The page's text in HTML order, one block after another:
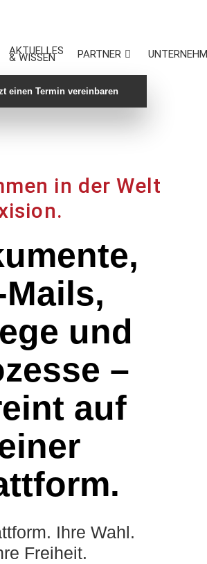
AKTUELLES
& WISSEN PARTNER
einen Termin vereinbaren
in der Welt
Mails,
und
–
auf
Ihre Wahl.
Freiheit.